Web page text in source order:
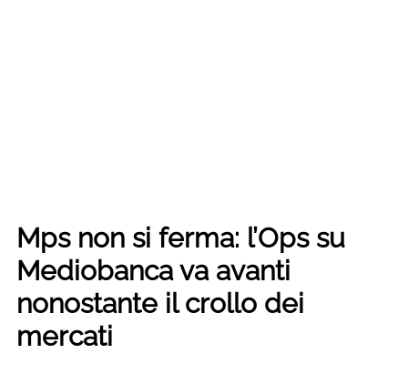
Mps non si ferma: l’Ops su
Mediobanca va avanti
nonostante il crollo dei
mercati